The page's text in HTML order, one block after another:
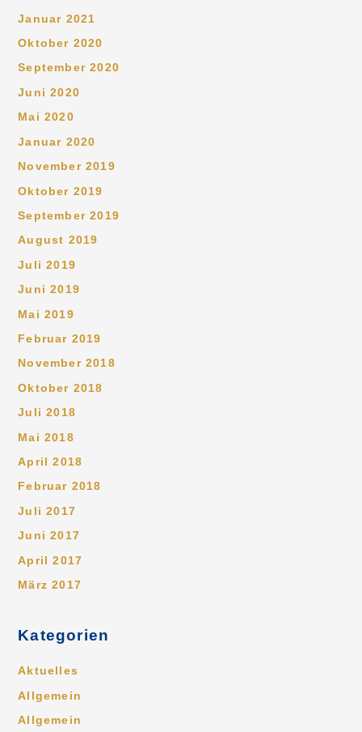
Januar 2021
Oktober 2020
September 2020
Juni 2020
Mai 2020
Januar 2020
November 2019
Oktober 2019
September 2019
August 2019
Juli 2019
Juni 2019
Mai 2019
Februar 2019
November 2018
Oktober 2018
Juli 2018
Mai 2018
April 2018
Februar 2018
Juli 2017
Juni 2017
April 2017
März 2017
Kategorien
Aktuelles
Allgemein
Allgemein